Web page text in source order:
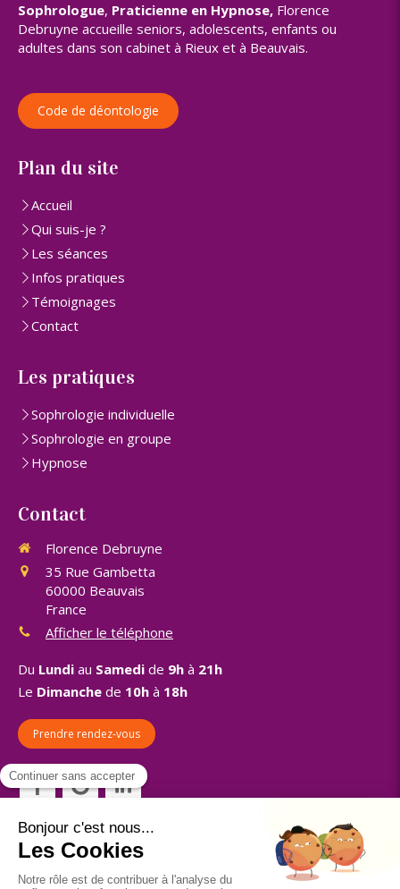
Sophrologue, Praticienne en Hypnose, Florence
Debruyne accueille seniors, adolescents, enfants ou
adultes dans son cabinet à Rieux et à Beauvais.
Code de déontologie
Plan du site
Accueil
Qui suis-je ?
Les séances
Infos pratiques
Témoignages
Contact
Les pratiques
Sophrologie individuelle
Sophrologie en groupe
Hypnose
Contact
Florence Debruyne
35 Rue Gambetta
60000 Beauvais
France
Afficher le téléphone
Du Lundi au Samedi de 9h à 21h
Le Dimanche de 10h à 18h
Prendre rendez-vous
©2018 Florence Debruyne - Sophrologue Rieux
Plan du site